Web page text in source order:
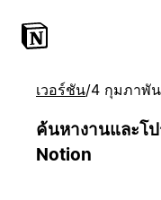
เวอร์ชัน/4 กุมภาพั
ค้นหางานและโ
Notion